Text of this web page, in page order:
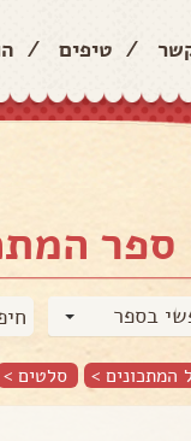
/ טיפים /
ספר
בספר
המתכונים > סלטים >